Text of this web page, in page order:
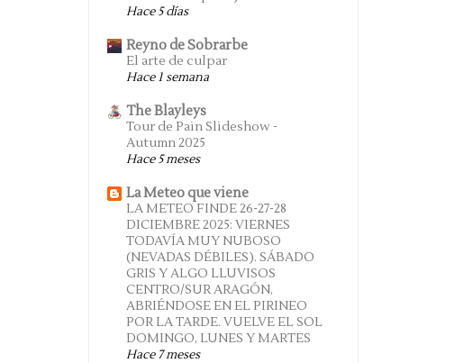
Hace 5 días
Reyno de Sobrarbe
El arte de culpar
Hace 1 semana
The Blayleys
Tour de Pain Slideshow -
Autumn 2025
Hace 5 meses
La Meteo que viene
LA METEO FINDE 26-27-28
DICIEMBRE 2025: VIERNES
TODAVÍA MUY NUBOSO
(NEVADAS DÉBILES). SÁBADO
GRIS Y ALGO LLUVISOS
CENTRO/SUR ARAGÓN,
ABRIÉNDOSE EN EL PIRINEO
POR LA TARDE. VUELVE EL SOL
DOMINGO, LUNES Y MARTES
Hace 7 meses